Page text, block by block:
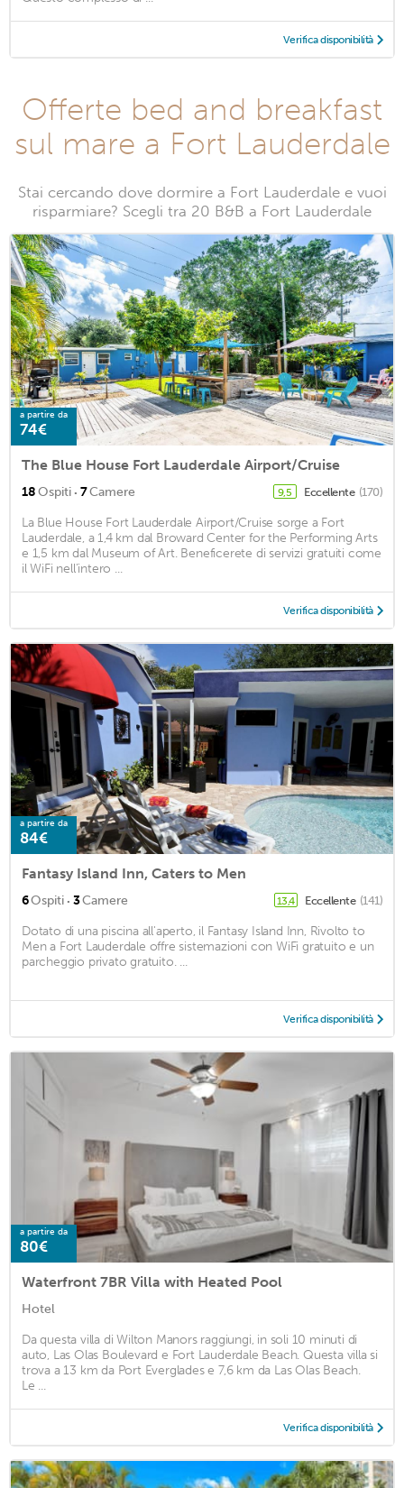
Verifica disponibilità
Offerte bed and breakfast
sul mare a Fort Lauderdale
Stai cercando dove dormire a Fort Lauderdale e vuoi
risparmiare? Scegli tra 20 B&B a Fort Lauderdale
a partire da
74€
The Blue House Fort Lauderdale Airport/Cruise
18Ospiti · 7Camere 9,5 Eccellente (170)
La Blue House Fort Lauderdale Airport/Cruise sorge a Fort
Lauderdale, a 1,4 km dal Broward Center for the Performing Arts
e 1,5 km dal Museum of Art. Beneficerete di servizi gratuiti come
il WiFi nell’intero ...
Verifica disponibilità
a partire da
84€
Fantasy Island Inn, Caters to Men
6Ospiti · 3Camere 13,4 Eccellente (141)
Dotato di una piscina all'aperto, il Fantasy Island Inn, Rivolto to
Men a Fort Lauderdale offre sistemazioni con WiFi gratuito e un
parcheggio privato gratuito. ...
Verifica disponibilità
a partire da
80€
Waterfront 7BR Villa with Heated Pool
Hotel
Da questa villa di Wilton Manors raggiungi, in soli 10 minuti di
auto, Las Olas Boulevard e Fort Lauderdale Beach. Questa villa si
trova a 13 km da Port Everglades e 7,6 km da Las Olas Beach.
Le ...
Verifica disponibilità